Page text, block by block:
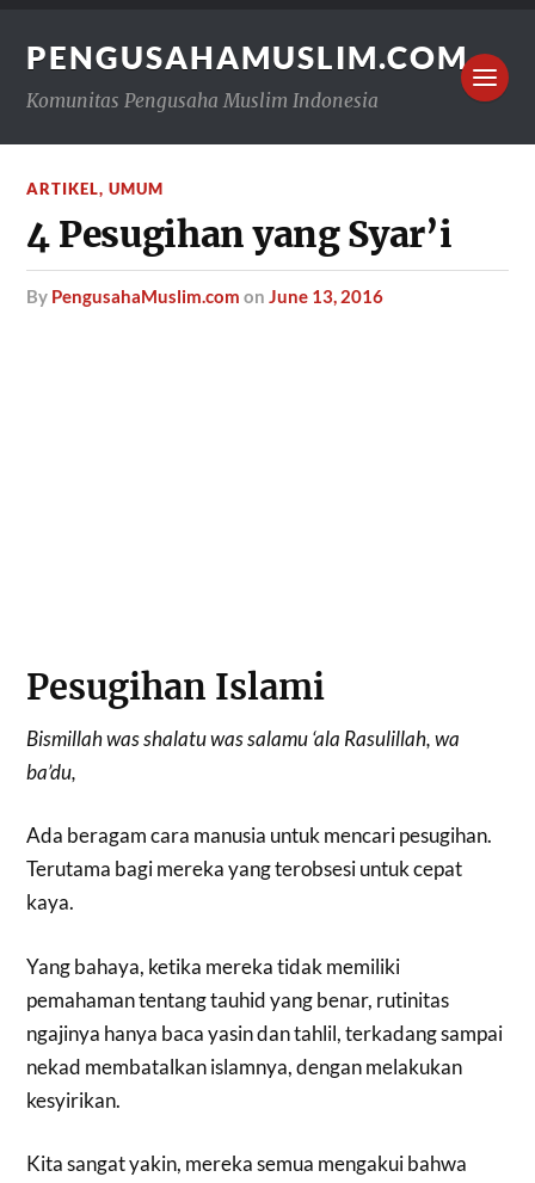
PENGUSAHAMUSLIM.COM
Komunitas Pengusaha Muslim Indonesia
ARTIKEL,UMUM
4 Pesugihan yang Syar’i
by PengusahaMuslim.com onJune 13, 2016
Pesugihan Islami
Bismillah was shalatu was salamu ‘ala Rasulillah, wa
ba’du,
Ada beragam cara manusia untuk mencari pesugihan.
Terutama bagi mereka yang terobsesi untuk cepat
kaya.
Yang bahaya, ketika mereka tidak memiliki
pemahaman tentang tauhid yang benar, rutinitas
ngajinya hanya baca yasin dan tahlil, terkadang sampai
nekad membatalkan islamnya, dengan melakukan
kesyirikan.
Kita sangat yakin, mereka semua mengakui bahwa